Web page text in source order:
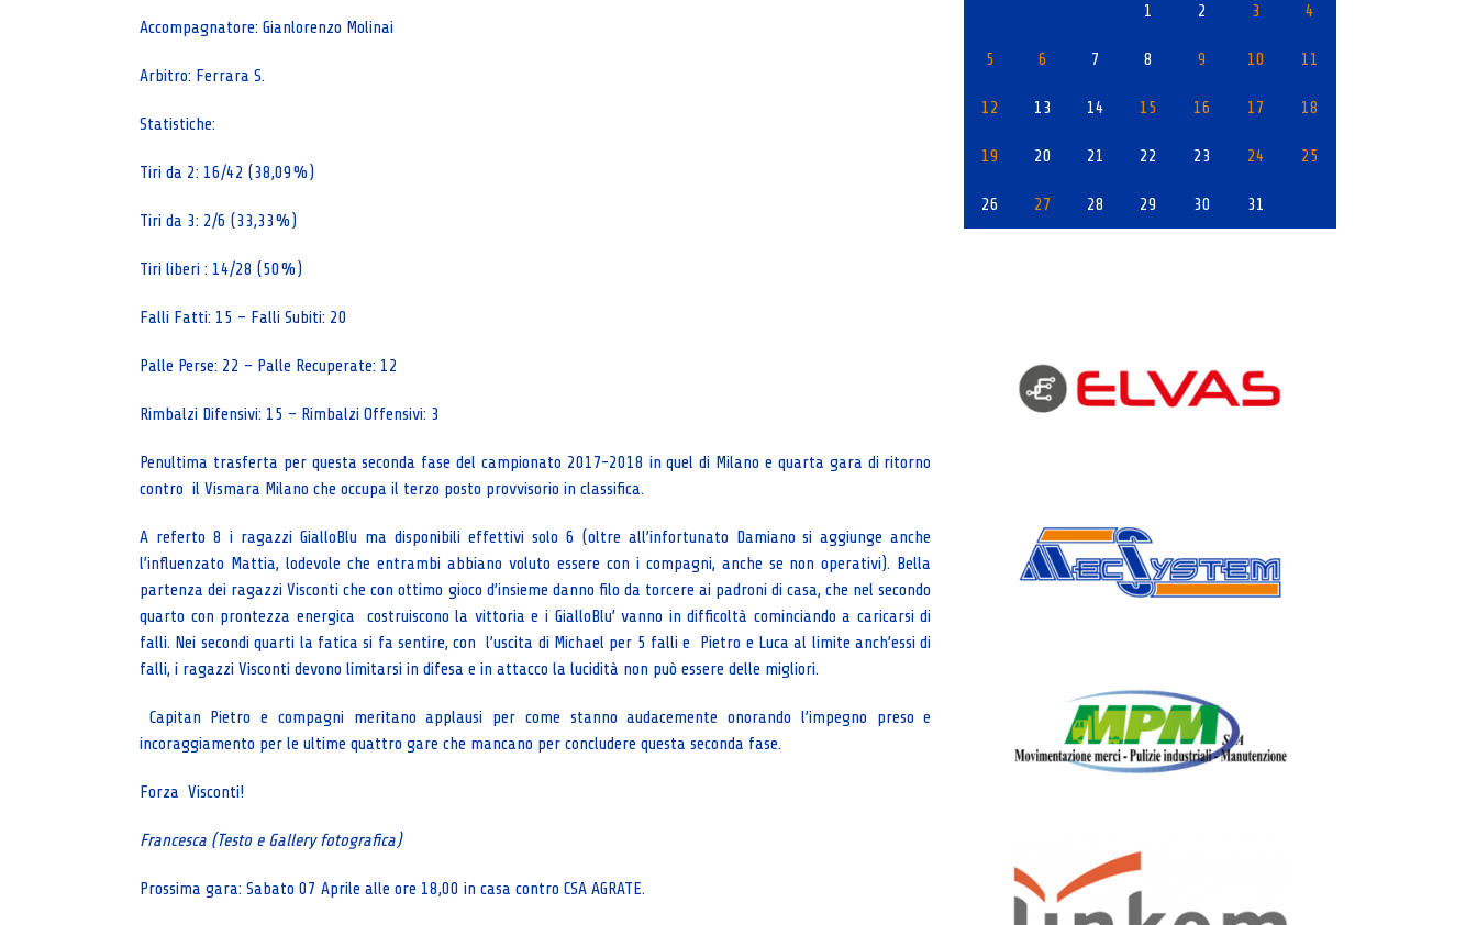
Accompagnatore: Gianlorenzo Molinai
Arbitro: Ferrara S.
Statistiche:
Tiri da 2: 16/42 (38,09%)
Tiri da 3: 2/6 (33,33%)
Tiri liberi : 14/28 (50%)
Falli Fatti: 15 – Falli Subiti: 20
Palle Perse: 22 – Palle Recuperate: 12
Rimbalzi Difensivi: 15 – Rimbalzi Offensivi: 3
Penultima trasferta per questa seconda fase del campionato 2017-2018 in quel di Milano e quarta gara di ritorno
contro il Vismara Milano che occupa il terzo posto provvisorio in classifica.
A referto 8 i ragazzi GialloBlu ma disponibili effettivi solo 6 (oltre all’infortunato Damiano si aggiunge anche
l’influenzato Mattia, lodevole che entrambi abbiano voluto essere con i compagni, anche se non operativi). Bella
partenza dei ragazzi Visconti che con ottimo gioco d’insieme danno filo da torcere ai padroni di casa, che nel secondo
quarto con prontezza energica costruiscono la vittoria e i GialloBlu’ vanno in difficoltà cominciando a caricarsi di
falli. Nei secondi quarti la fatica si fa sentire, con l’uscita di Michael per 5 falli e Pietro e Luca al limite anch’essi di
falli, i ragazzi Visconti devono limitarsi in difesa e in attacco la lucidità non può essere delle migliori.
Capitan Pietro e compagni meritano applausi per come stanno audacemente onorando l’impegno preso e
incoraggiamento per le ultime quattro gare che mancano per concludere questa seconda fase.
Forza Visconti!
Francesca (Testo e Gallery fotografica)
Prossima gara: Sabato 07 Aprile alle ore 18,00 in casa contro CSA AGRATE.
1 2 3 4
5 6 7 8 9 10 11
12 13 14 15 16 17 18
19 20 21 22 23 24 25
26 27 28 29 30 31